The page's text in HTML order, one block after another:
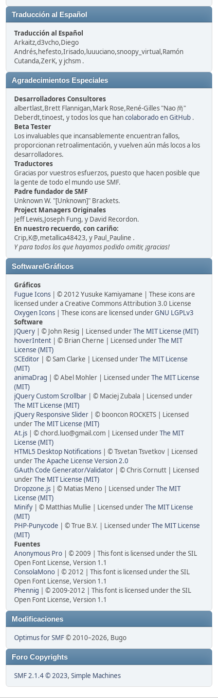
Traducción al Español
Traducción al Español
Arkaitz,d3vcho,Diego
Andrés,hefesto,Irisado,luuuciano,snoopy_virtual,Ramón
Cutanda,ZerK, y jchsm .
Agradecimientos Especiales
Desarrolladores Consultores
albertlast,Brett Flannigan,Mark Rose,René-Gilles "Nao 尚"
Deberdt,tinoest, y todos los que hancolaborado en GitHub .
Beta Tester
Los invaluables que incansablemente encuentran fallos,
proporcionan retroalimentación, y vuelven aún más locos a los
desarrolladores.
Traductores
Gracias por vuestros esfuerzos, puesto que hacen posible que
la gente de todo el mundo use SMF.
Padre fundador de SMF
Unknown W. "[Unknown]" Brackets.
Project Managers Originales
Jeff Lewis,Joseph Fung, y David Recordon.
En nuestro recuerdo, con cariño:
Crip,K@,metallica48423, y Paul_Pauline .
Y para todos los que hayamos podido omitir, ¡gracias!
Software/Gráficos
Gráficos
Fugue Icons | © 2012 Yusuke Kamiyamane | These icons are
licensed under a Creative Commons Attribution 3.0 License
Oxygen Icons | These icons are licensed underGNU LGPLv3
Software
JQuery | © John Resig | Licensed underThe MIT License (MIT)
hoverIntent | © Brian Cherne | Licensed underThe MIT
License (MIT)
SCEditor | © Sam Clarke | Licensed underThe MIT License
(MIT)
animaDrag | © Abel Mohler | Licensed underThe MIT License
(MIT)
jQuery Custom Scrollbar | © Maciej Zubala | Licensed under
The MIT License (MIT)
jQuery Responsive Slider | © booncon ROCKETS | Licensed
underThe MIT License (MIT)
At.js | © chord.luo@gmail.com | Licensed underThe MIT
License (MIT)
HTML5 Desktop Notifications | © Tsvetan Tsvetkov | Licensed
underThe Apache License Version 2.0
GAuth Code Generator/Validator | © Chris Cornutt | Licensed
underThe MIT License (MIT)
Dropzone.js | © Matias Meno | Licensed underThe MIT
License (MIT)
Minify | © Matthias Mullie | Licensed underThe MIT License
(MIT)
PHP-Punycode | © True B.V. | Licensed underThe MIT License
(MIT)
Fuentes
Anonymous Pro | © 2009 | This font is licensed under the SIL
Open Font License, Version 1.1
ConsolaMono | © 2012 | This font is licensed under the SIL
Open Font License, Version 1.1
Phennig | © 2009-2012 | This font is licensed under the SIL
Open Font License, Version 1.1
Modificaciones
Optimus for SMF© 2010–2026, Bugo
Foro Copyrights
SMF 2.1.4 © 2023, Simple Machines